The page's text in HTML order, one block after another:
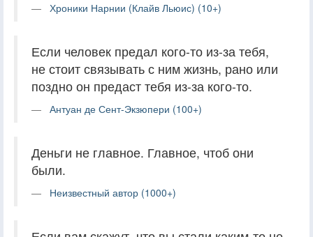
Хроники Нарнии (Клайв Льюис) (10+)
Если человек предал кого-то из-за тебя,
не стоит связывать с ним жизнь, рано или
поздно он предаст тебя из-за кого-то.
Антуан де Сент-Экзюпери (100+)
Деньги не главное. Главное, чтоб они
были.
Неизвестный автор (1000+)